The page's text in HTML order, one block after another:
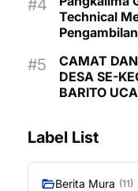
Technical
Balang 2026
CAMAT
DESA SE-
BARITO
Label List
Berita Mura (11)